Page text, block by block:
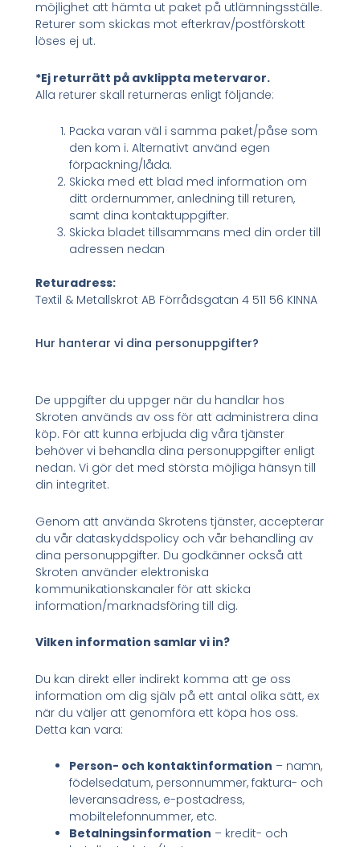
möjlighet att hämta ut paket på utlämningsställe.
Returer som skickas mot efterkrav/postförskott
löses ej ut.
*Ej returrätt på avklippta metervaror.
Alla returer skall returneras enligt följande:
Packa varan väl i samma paket/påse som
den kom i. Alternativt använd egen
förpackning/låda.
Skicka med ett blad med information om
ditt ordernummer, anledning till returen,
samt dina kontaktuppgifter.
Skicka bladet tillsammans med din order till
adressen nedan
Returadress:
Textil & Metallskrot AB Förrådsgatan 4 511 56 KINNA
Hur hanterar vi dina personuppgifter?
De uppgifter du uppger när du handlar hos
Skroten används av oss för att administrera dina
köp. För att kunna erbjuda dig våra tjänster
behöver vi behandla dina personuppgifter enligt
nedan. Vi gör det med största möjliga hänsyn till
din integritet.
Genom att använda Skrotens tjänster, accepterar
du vår dataskyddspolicy och vår behandling av
dina personuppgifter. Du godkänner också att
Skroten använder elektroniska
kommunikationskanaler för att skicka
information/marknadsföring till dig.
Vilken information samlar vi in?
Du kan direkt eller indirekt komma att ge oss
information om dig själv på ett antal olika sätt, ex
när du väljer att genomföra ett köpa hos oss.
Detta kan vara:
Person- och kontaktinformation – namn,
födelsedatum, personnummer, faktura- och
leveransadress, e-postadress,
mobiltelefonnummer, etc.
Betalningsinformation – kredit- och